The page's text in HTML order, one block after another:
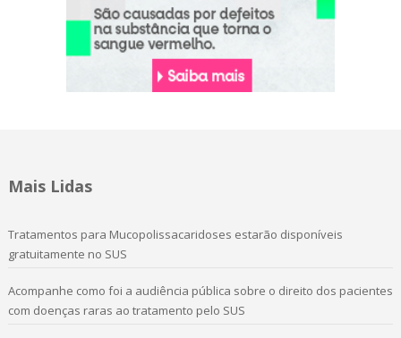
Mais Lidas
Tratamentos para Mucopolissacaridoses estarão disponíveis
gratuitamente no SUS
Acompanhe como foi a audiência pública sobre o direito dos pacientes
com doenças raras ao tratamento pelo SUS